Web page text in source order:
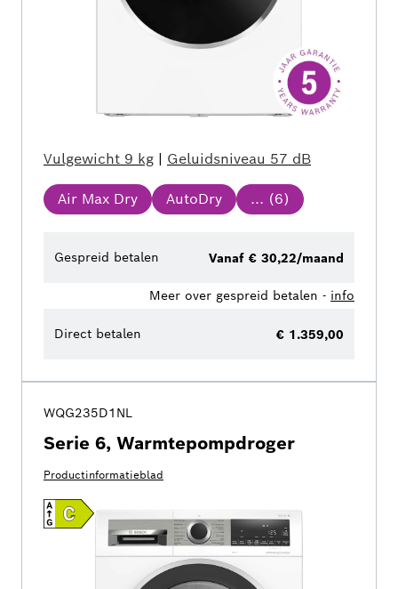
Vulgewicht 9 kg | Geluidsniveau 57 dB
Air Max Dry AutoDry ... (6)
Gespreid betalen Vanaf € 30,22/maand
Meer over gespreid betalen - info
Direct betalen € 1.359,00
WQG235D1NL
Serie 6, Warmtepompdroger
Productinformatieblad